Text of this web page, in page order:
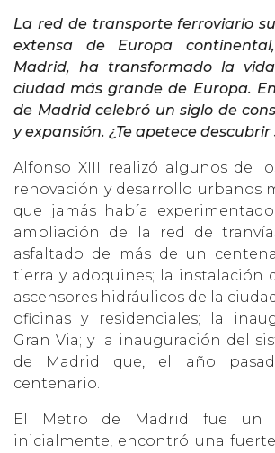
La red de transporte ferroviario
extensa de Europa
Madrid, ha transformado la
ciudad más grande de Europa.
de Madrid celebró un siglo de
y expansión. ¿Te apetece
Alfonso XIII realizó algunos de
renovación y desarrollo urbanos
que jamás había
ampliación de la red de
asfaltado de más de un
tierra y adoquines; la instalación
ascensores hidráulicos de la
oficinas y residenciales; la
Gran Via; y la inauguración del
de Madrid que, el año
centenario.
El Metro de Madrid fue un
inicialmente, encontró una